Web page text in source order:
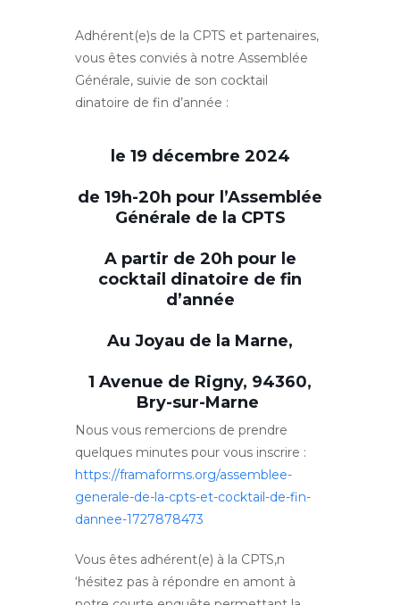
Adhérent(e)s de la CPTS et partenaires,
vous êtes conviés à notre Assemblée
Générale, suivie de son cocktail
dinatoire de fin d’année :
le 19 décembre 2024
de 19h-20h pour l’Assemblée
Générale de la CPTS
A partir de 20h pour le
cocktail dinatoire de fin
d’année
Au Joyau de la Marne,
1 Avenue de Rigny, 94360,
Bry-sur-Marne
Nous vous remercions de prendre
quelques minutes pour vous inscrire :
https://framaforms.org/assemblee-
generale-de-la-cpts-et-cocktail-de-fin-
dannee-1727878473
Vous êtes adhérent(e) à la CPTS,n
‘hésitez pas à répondre en amont à